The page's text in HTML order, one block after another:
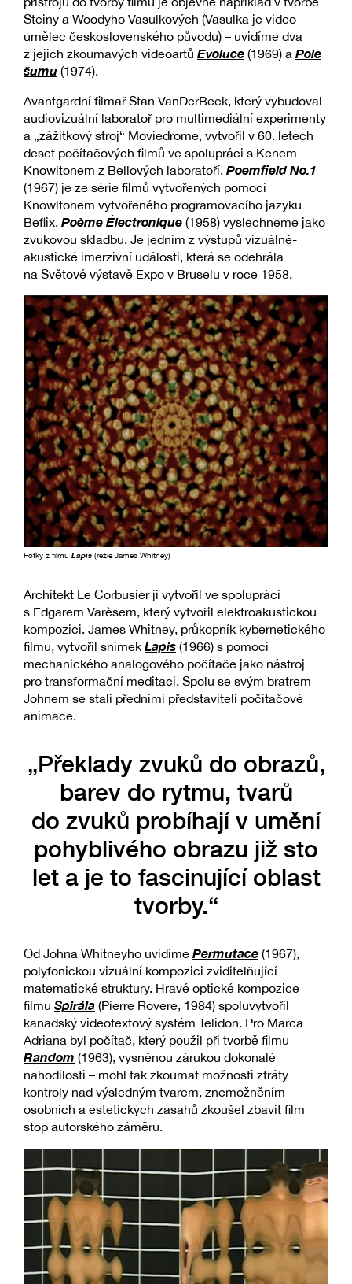
Steiny a Woodyho Vasulkových (Vasulka je video
umělec československého původu) – uvidíme dva
z jejich zkoumavých videoartů Evoluce (1969) a Pole
šumu (1974).
Avantgardní filmař Stan VanDerBeek, který vybudoval
audiovizuální laboratoř pro multimediální experimenty
a „zážitkový stroj“ Moviedrome, vytvořil v 60. letech
deset počítačových filmů ve spolupráci s Kenem
Knowltonem z Bellových laboratoří. Poemfield No.1
(1967) je ze série filmů vytvořených pomocí
Knowltonem vytvořeného programovacího jazyku
Beflix. Poème Électronique (1958) vyslechneme jako
zvukovou skladbu. Je jedním z výstupů vizuálně-
akustické imerzivní události, která se odehrála
na Světové výstavě Expo v Bruselu v roce 1958.
Fotky z filmu Lapis (režie James Whitney)
Architekt Le Corbusier ji vytvořil ve spolupráci
s Edgarem Varèsem, který vytvořil elektroakustickou
kompozici. James Whitney, průkopník kybernetického
filmu, vytvořil snímek Lapis (1966) s pomocí
mechanického analogového počítače jako nástroj
pro transformační meditaci. Spolu se svým bratrem
Johnem se stali předními představiteli počítačové
animace.
„Překlady zvuků do obrazů,
barev do rytmu, tvarů
do zvuků probíhají v umění
pohyblivého obrazu již sto
let a je to fascinující oblast
tvorby.“
Od Johna Whitneyho uvidíme Permutace (1967),
polyfonickou vizuální kompozici zviditelňující
matematické struktury. Hravé optické kompozice
filmu Spirála (Pierre Rovere, 1984) spoluvytvořil
kanadský videotextový systém Telidon. Pro Marca
Adriana byl počítač, který použil při tvorbě filmu
Random (1963), vysněnou zárukou dokonalé
nahodilosti – mohl tak zkoumat možnosti ztráty
kontroly nad výsledným tvarem, znemožněním
osobních a estetických zásahů zkoušel zbavit film
stop autorského záměru.